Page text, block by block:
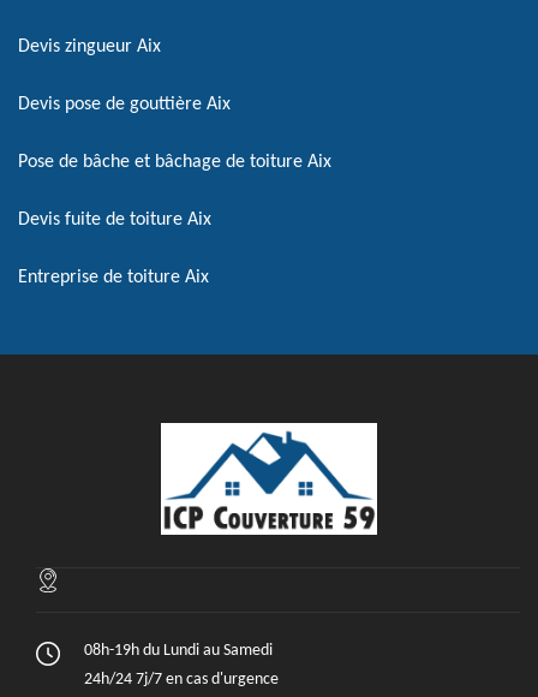
Devis zingueur Aix
Devis pose de gouttière Aix
Pose de bâche et bâchage de toiture Aix
Devis fuite de toiture Aix
Entreprise de toiture Aix
08h-19h du Lundi au Samedi
24h/24 7j/7 en cas d'urgence